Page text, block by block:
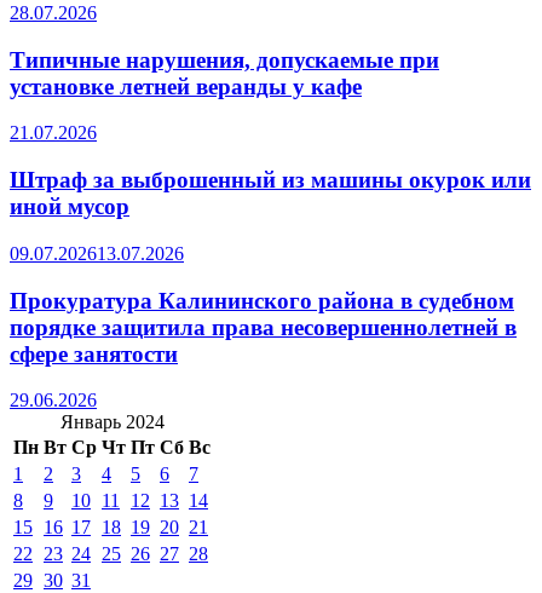
28.07.2026
Типичные нарушения, допускаемые при
установке летней веранды у кафе
21.07.2026
Штраф за выброшенный из машины окурок или
иной мусор
09.07.202613.07.2026
Прокуратура Калининского района в судебном
порядке защитила права несовершеннолетней в
сфере занятости
29.06.2026
Январь 2024
Пн Вт Ср Чт Пт Сб Вс
1
2 3 4 5 6
7
8
9 10 11 12 13 14
15 16 17 18 19 20 21
22
23 24 25 26 27 28
29 30 31